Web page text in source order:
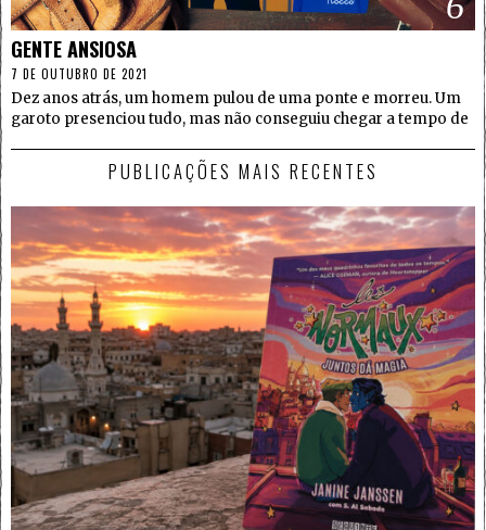
GENTE ANSIOSA
7 DE OUTUBRO DE 2021
Dez anos atrás, um homem pulou de uma ponte e morreu. Um
garoto presenciou tudo, mas não conseguiu chegar a tempo de
PUBLICAÇÕES MAIS RECENTES